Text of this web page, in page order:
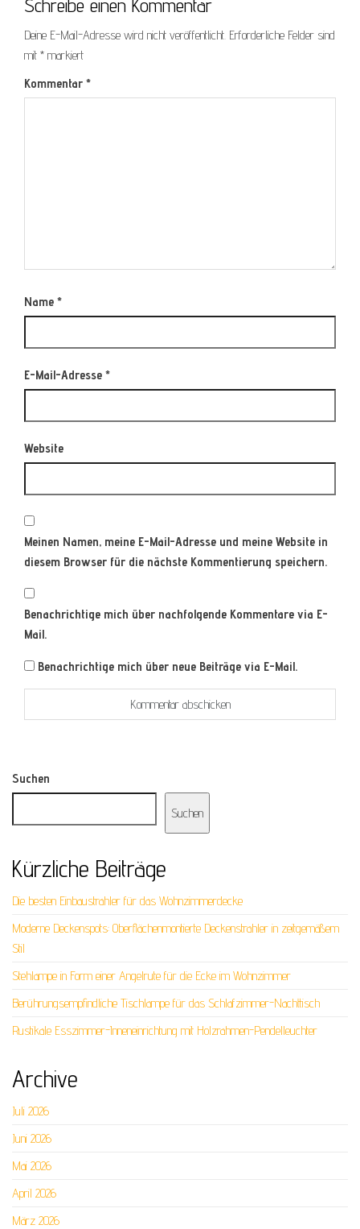
Schreibe einen Kommentar
Deine E-Mail-Adresse wird nicht veröffentlicht. Erforderliche Felder sind
mit * markiert
Kommentar *
Name *
E-Mail-Adresse *
Website
Meinen Namen, meine E-Mail-Adresse und meine Website in
diesem Browser für die nächste Kommentierung speichern.
Benachrichtige mich über nachfolgende Kommentare via E-
Mail.
Benachrichtige mich über neue Beiträge via E-Mail.
Suchen
Suchen
Kürzliche Beiträge
Die besten Einbaustrahler für das Wohnzimmerdecke
Moderne Deckenspots: Oberflächenmontierte Deckenstrahler in zeitgemäßem
Stil
Stehlampe in Form einer Angelrute für die Ecke im Wohnzimmer
Berührungsempfindliche Tischlampe für das Schlafzimmer-Nachttisch
Rustikale Esszimmer-Inneneinrichtung mit Holzrahmen-Pendelleuchter
Archive
Juli 2026
Juni 2026
Mai 2026
April 2026
März 2026